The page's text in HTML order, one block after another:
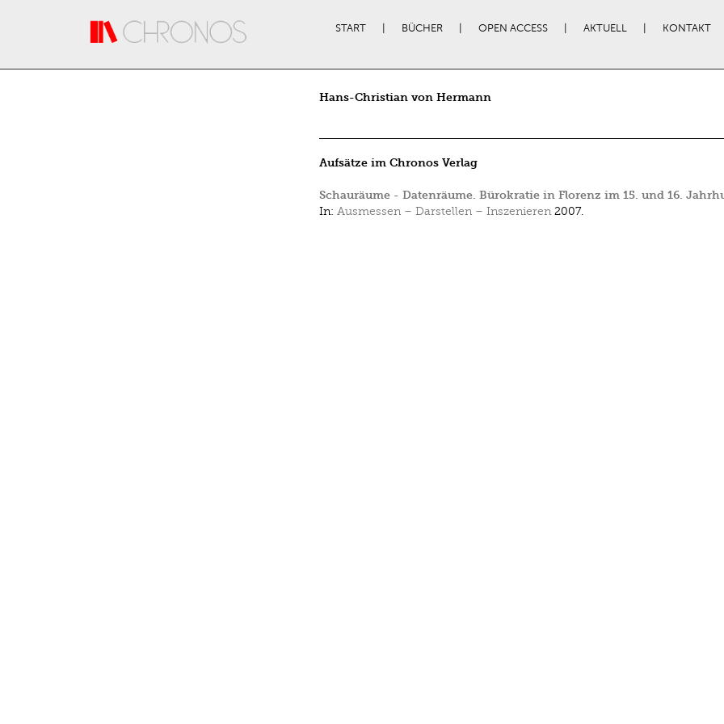
START BÜCHER OPEN ACCESS AKTUELL KONTAKT
Hans-Christian von Hermann
Aufsätze im Chronos Verlag
Schauräume - Datenräume. Bürokratie in Florenz im 15. und 16.
In: Ausmessen – Darstellen – Inszenieren 2007.